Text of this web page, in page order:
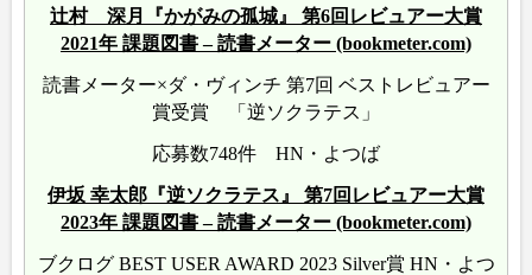
辻村 深月『かがみの孤城』 第6回レビュアー大賞
2021年 課題図書 – 読書メーター (bookmeter.com)
読書メーター×ダ・ヴィンチ 第7回 ベストレビュアー
賞受賞 「逆ソクラテス」
応募数748件 HN・よつば
伊坂 幸太郎『逆ソクラテス』 第7回レビュアー大賞
2023年 課題図書 – 読書メーター (bookmeter.com)
ブクログ BEST USER AWARD 2023 Silver賞 HN・よつ